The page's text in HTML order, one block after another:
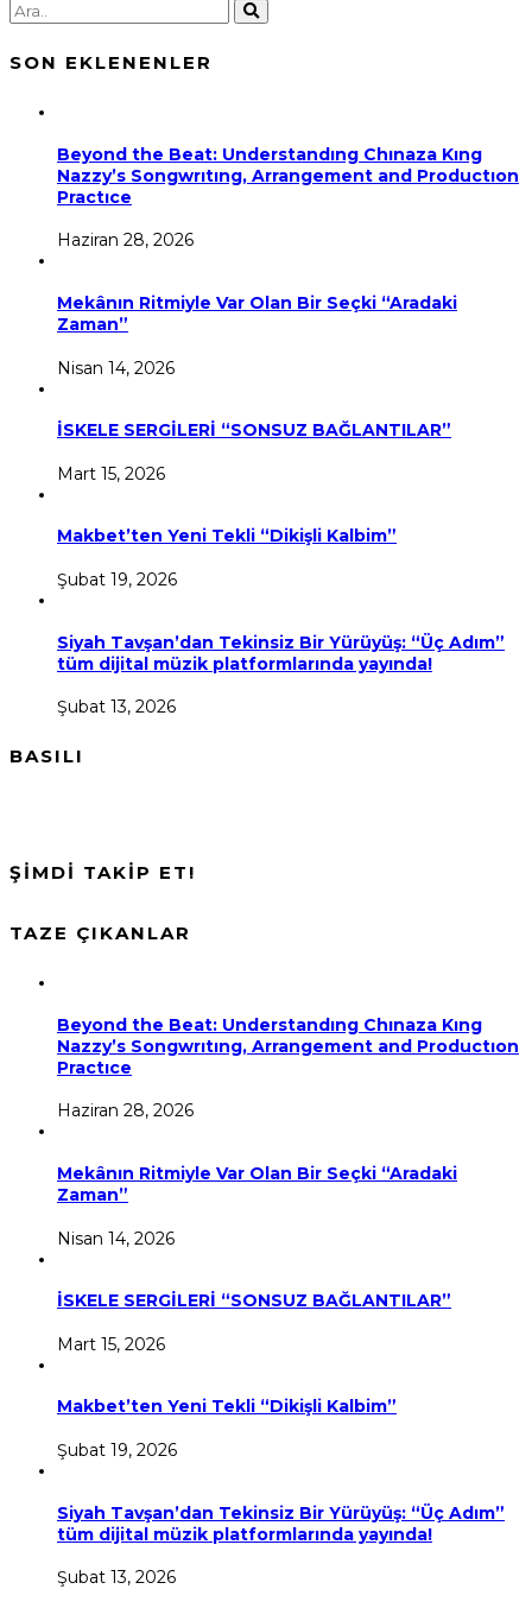
SON EKLENENLER
Beyond the Beat: Understandıng Chınaza Kıng
Nazzy’s Songwrıtıng, Arrangement and Productıon
Practıce
Haziran 28, 2026
Mekânın Ritmiyle Var Olan Bir Seçki “Aradaki
Zaman”
Nisan 14, 2026
İSKELE SERGİLERİ “SONSUZ BAĞLANTILAR”
Mart 15, 2026
Makbet’ten Yeni Tekli “Dikişli Kalbim”
Şubat 19, 2026
Siyah Tavşan’dan Tekinsiz Bir Yürüyüş: “Üç Adım”
tüm dijital müzik platformlarında yayında!
Şubat 13, 2026
BASILI
ŞİMDİ TAKİP ET!
TAZE ÇIKANLAR
Beyond the Beat: Understandıng Chınaza Kıng
Nazzy’s Songwrıtıng, Arrangement and Productıon
Practıce
Haziran 28, 2026
Mekânın Ritmiyle Var Olan Bir Seçki “Aradaki
Zaman”
Nisan 14, 2026
İSKELE SERGİLERİ “SONSUZ BAĞLANTILAR”
Mart 15, 2026
Makbet’ten Yeni Tekli “Dikişli Kalbim”
Şubat 19, 2026
Siyah Tavşan’dan Tekinsiz Bir Yürüyüş: “Üç Adım”
tüm dijital müzik platformlarında yayında!
Şubat 13, 2026